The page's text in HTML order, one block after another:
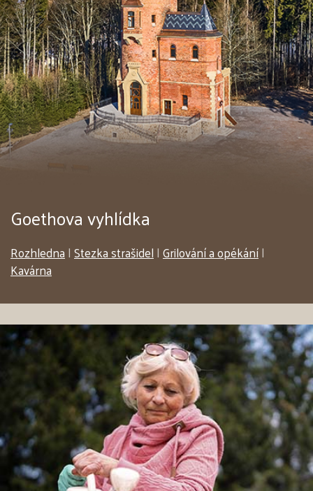
Goethova vyhlídka
Rozhledna| Stezka strašidel| Grilování a opékání|
Kavárna